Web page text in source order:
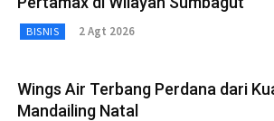
BISNIS 2 Agt 2026
Wings Air Terbang Perdana dari
Mandailing Natal